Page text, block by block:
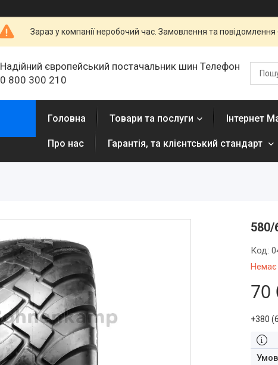
Зараз у компанії неробочий час. Замовлення та
Надійний європейський постачальник шин Телефон
0 800 300 210
Головна Товари та послуги Інтернет
Про нас Гарантія, та клієнтський стандарт
580/
Немає
Код:
70
+380